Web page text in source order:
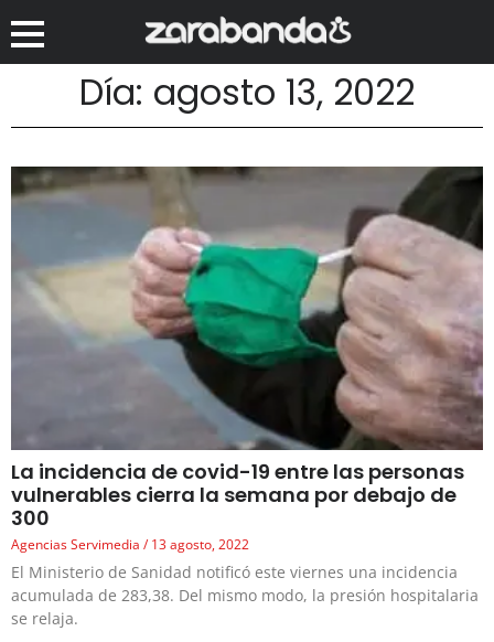
Día: agosto 13, 2022
La incidencia de covid-19 entre las personas
vulnerables cierra la semana por debajo de
300
Agencias Servimedia 13 agosto, 2022
El Ministerio de Sanidad notificó este viernes una incidencia
acumulada de 283,38. Del mismo modo, la presión hospitalaria
se relaja.